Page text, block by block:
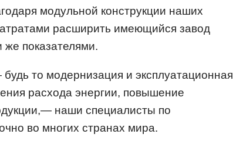
модульной конструкции наших
расширить имеющийся завод
же показателями.
то модернизация и эксплуатационная
расхода энергии, повышение
наши специалисты по
во многих странах мира.